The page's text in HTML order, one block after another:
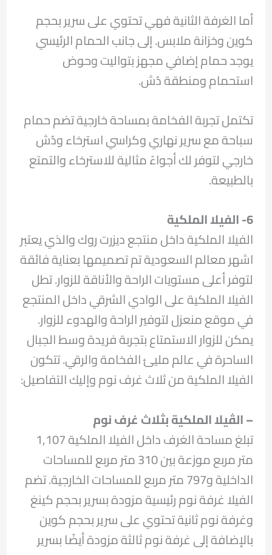
أما الغرفة الثانية فهي تحتوي على سرير بحجم
كوين وخزانة ملابس. إلى جانب الحمام الرئيسي
يوجد حمام إضافي مجهز بتواليت وحوض
استحمام ومنطقة دُش.
تكتمل تجربة الفخامة بمساحة خارجية تضم حمام
سباحة مع سرير نهاري وكراسي استرخاء ودُش
خارجي لتوفر لك أجواءً مثالية للاسترخاء والتمتع
بالطبيعة.
6- الفيلا الملكية
الفيلا الملكية داخل منتجع ديزرت روك والذي يعتبر
اشهر معالم السعودية تم تصميمها بعناية فائقة
لتوفر أعلى مستويات الراحة والأناقة للزوار. تطل
الفيلا الملكية على الوادي الشرقي داخل المنتجع
في موقع منعزل لتوفير الراحة والهدوء للزوار.
يمكن للزوار الاستمتاع بتجربة فريدة وسط الجبال
الساحرة في عالم مليئ الفخامة والرقي. تتكون
الفيلا الملكية من ثلاث غرف نوم وإليك التفاصيل:
– الڤيلا الملكية بثلاث غرف نوم
تبلغ مساحة الغرف داخل الفيلا الملكية 1,107
متر مربع موزعة بين 310 متر مربع للمساحات
الداخلية و797 متر مربع للمساحات الخارجية. تضم
الفيلا غرفة نوم رئيسية مزودة بسرير بحجم كينغ
وغرفة نوم ثانية تحتوي على سرير بحجم كوين
بالإضافة إلى غرفة نوم ثالثة مزودة أيضًا بسرير